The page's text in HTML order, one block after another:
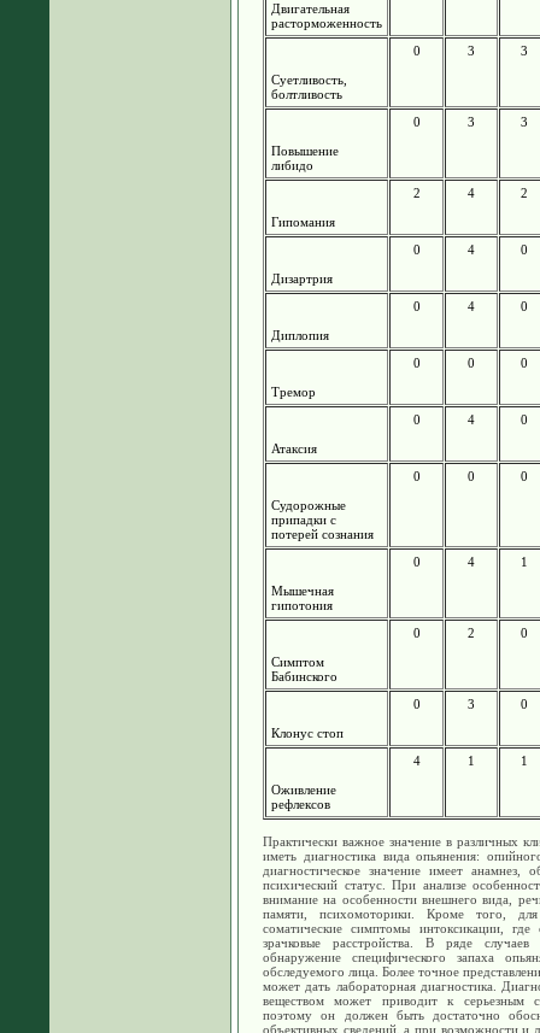
Двигательная
расторможенность
Суетливость,
болтливость
0 3 3
Повышение
либидо
0 3 3
Гипомания
2 4 2
Дизартрия
0 4 0
Диплопия
0 4 0
Тремор
0 0 0
Атаксия
0 4 0
Судорожные
припадки с
потерей сознания
0 0 0
Мышечная
гипотония
0 4 1
Симптом
Бабинского
0 2 0
Клонус стоп
0 3 0
Оживление
рефлексов
4 1 1
Практически важное значение в различных
иметь диагностика вида опьянения:
диагностическое значение имеет
психический статус. При анализе
внимание на особенности внешнего вида,
памяти, психомоторики. Кроме того,
соматические симптомы интоксикации,
зрачковые расстройства. В ряде
обнаружение специфического запаха
обследуемого лица. Более точное
может дать лабораторная диагностика.
веществом может приводит к серьезным
поэтому он должен быть достаточно
объективных сведений, а при возможности и